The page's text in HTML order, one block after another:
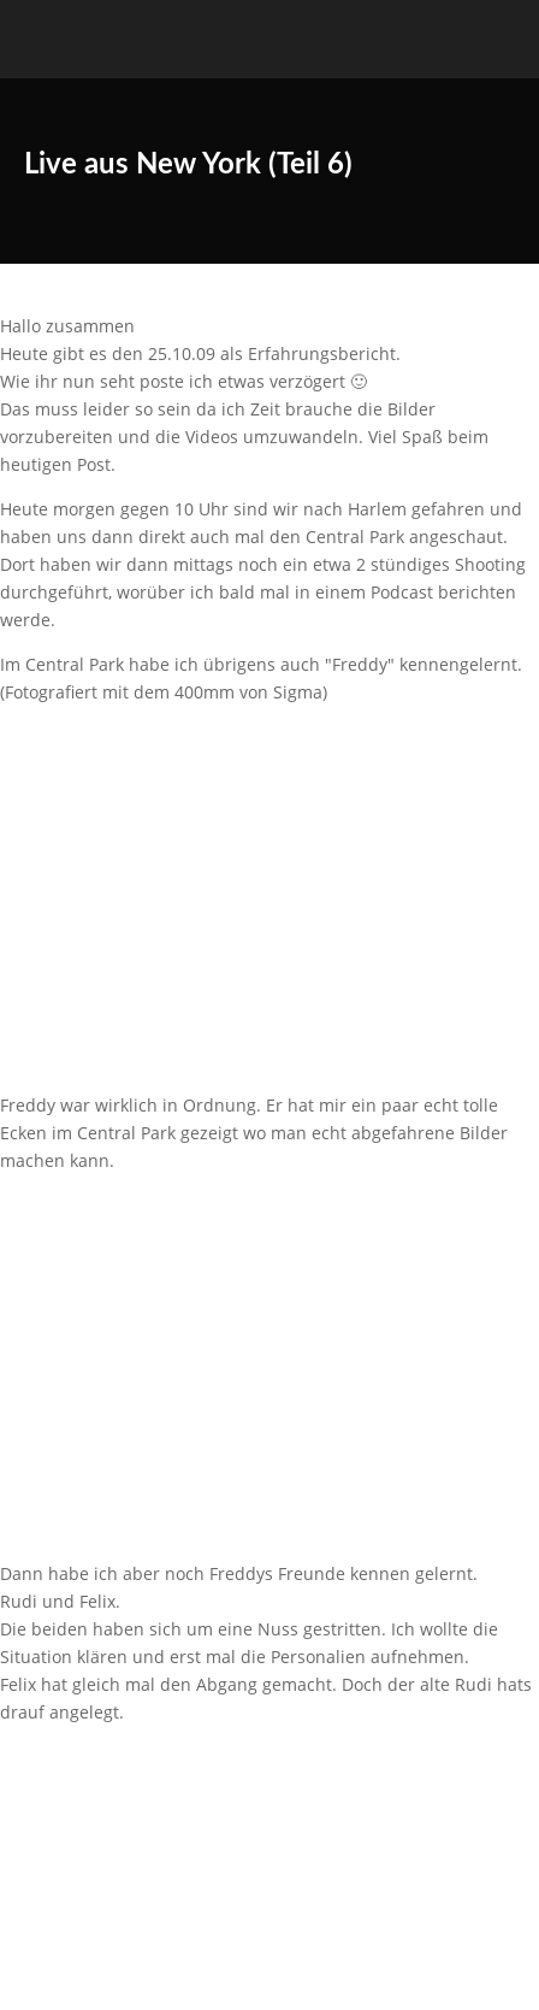
Live aus New York (Teil 6)
Hallo zusammen
Heute gibt es den 25.10.09 als Erfahrungsbericht.
Wie ihr nun seht poste ich etwas verzögert 🙂
Das muss leider so sein da ich Zeit brauche die Bilder
vorzubereiten und die Videos umzuwandeln. Viel Spaß beim
heutigen Post.
Heute morgen gegen 10 Uhr sind wir nach Harlem gefahren und
haben uns dann direkt auch mal den Central Park angeschaut.
Dort haben wir dann mittags noch ein etwa 2 stündiges Shooting
durchgeführt, worüber ich bald mal in einem Podcast berichten
werde.
Im Central Park habe ich übrigens auch "Freddy" kennengelernt.
(Fotografiert mit dem 400mm von Sigma)
Freddy war wirklich in Ordnung. Er hat mir ein paar echt tolle
Ecken im Central Park gezeigt wo man echt abgefahrene Bilder
machen kann.
Dann habe ich aber noch Freddys Freunde kennen gelernt.
Rudi und Felix.
Die beiden haben sich um eine Nuss gestritten. Ich wollte die
Situation klären und erst mal die Personalien aufnehmen.
Felix hat gleich mal den Abgang gemacht. Doch der alte Rudi hats
drauf angelegt.